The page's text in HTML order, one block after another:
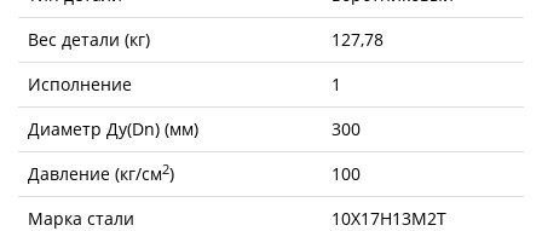
Вес детали (кг)
127,78
Исполнение
1
Диаметр Ду(Dn) (мм)
300
Давление (кг/см2)
100
Марка стали
10Х17Н13М2Т